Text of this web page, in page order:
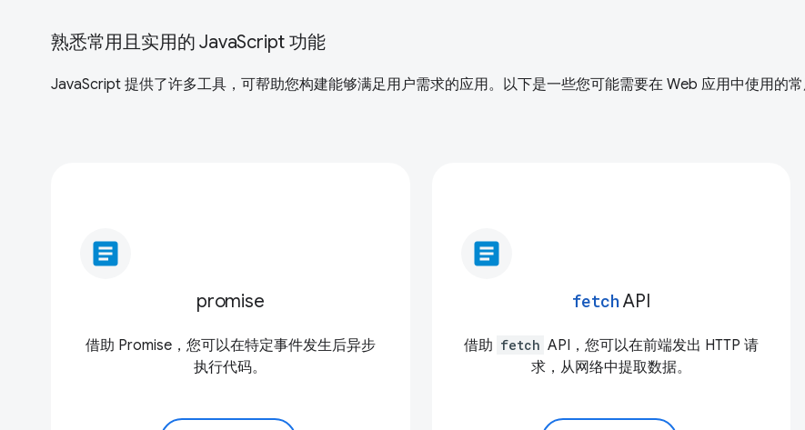
熟悉常用且实用的 JavaScript 功能
JavaScript 提供了许多工具，可帮助您构建能够满足用户需求的应用。以下是一些您可能需要在 Web 应用中使用的常
article
promise
借助 Promise，您可以在特定事件发生后异步
执行代码。
article
fetch API
借助 fetch API，您可以在前端发出 HTTP 请
求，从网络中提取数据。